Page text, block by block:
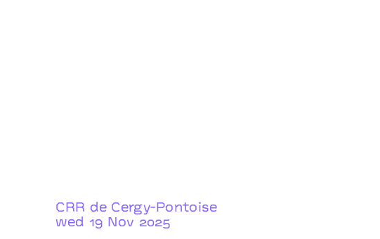
CRR de Cergy-Pontoise
wed 19 Nov 2025